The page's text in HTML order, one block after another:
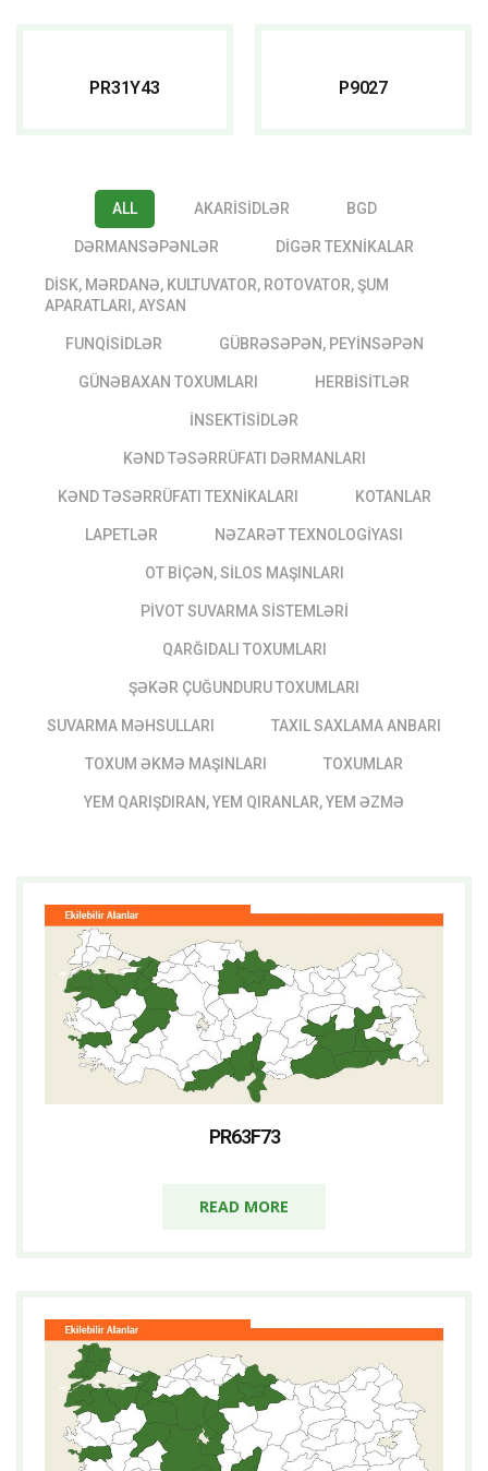
PR31Y43 P9027
ALL AKARISIDLƏR BGD
DƏRMANSƏPƏNLƏR DIGƏR TEXNIKALAR
DISK, MƏRDANƏ, KULTUVATOR, ROTOVATOR, ŞUM
APARATLARI, AYSAN
FUNQISIDLƏR GÜBRƏSƏPƏN, PEYINSƏPƏN
GÜNƏBAXAN TOXUMLARI HERBISITLƏR
İNSEKTISIDLƏR
KƏND TƏSƏRRÜFATI DƏRMANLARI
KƏND TƏSƏRRÜFATI TEXNIKALARI KOTANLAR
LAPETLƏR NƏZARƏT TEXNOLOGIYASI
OT BIÇƏN, SILOS MAŞINLARI
PIVOT SUVARMA SISTEMLƏRI
QARĞIDALI TOXUMLARI
ŞƏKƏR ÇUĞUNDURU TOXUMLARI
SUVARMA MƏHSULLARI TAXIL SAXLAMA ANBARI
TOXUM ƏKMƏ MAŞINLARI TOXUMLAR
YEM QARIŞDIRAN, YEM QIRANLAR, YEM ƏZMƏ
PR63F73
READ MORE